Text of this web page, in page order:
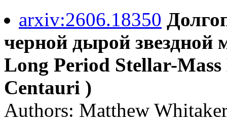
arxiv:2606.18350
черной дырой
Long Period Stellar-
Centauri )
Authors: Matthew